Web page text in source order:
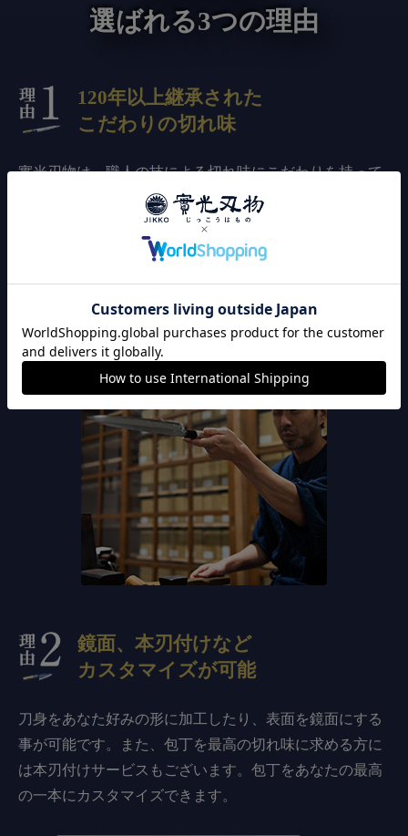
選ばれる3つの理由
120年以上継承された
こだわりの切れ味
實光刃物は、職人の技による切れ味にこだわりを持って
います。出荷前に全品刃付け済みのため、購入後すぐに
切れ味が良い包丁をお使い頂けます。また、全品検品作
業してから発送しているので、安心してお買い上げいた
※全品検品しているので返品は0.01%です。
鏡面、本刃付けなど
カスタマイズが可能
刀身をあなた好みの形に加工したり、表面を鏡面にする
事が可能です。また、包丁を最高の切れ味に求める方に
は本刃付けサービスもございます。包丁をあなたの最高
の一本にカスタマイズできます。